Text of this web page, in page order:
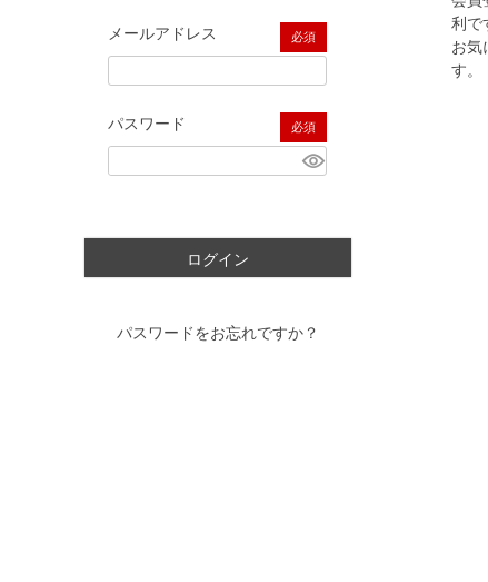
メールアドレス
(必須)
パスワード
(必須)
ログイン
パスワードをお忘れですか？
利で
お気
す。